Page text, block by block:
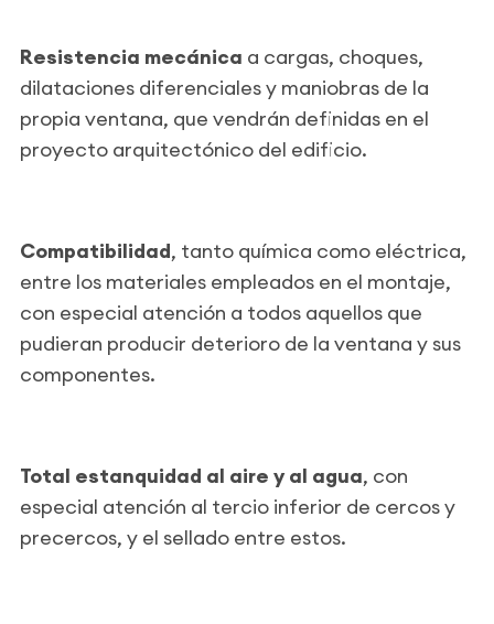
Resistencia mecánica a cargas, choques,
dilataciones diferenciales y maniobras de la
propia ventana, que vendrán definidas en el
proyecto arquitectónico del edificio.
Compatibilidad, tanto química como eléctrica,
entre los materiales empleados en el montaje,
con especial atención a todos aquellos que
pudieran producir deterioro de la ventana y sus
componentes.
Total estanquidad al aire y al agua, con
especial atención al tercio inferior de cercos y
precercos, y el sellado entre estos.